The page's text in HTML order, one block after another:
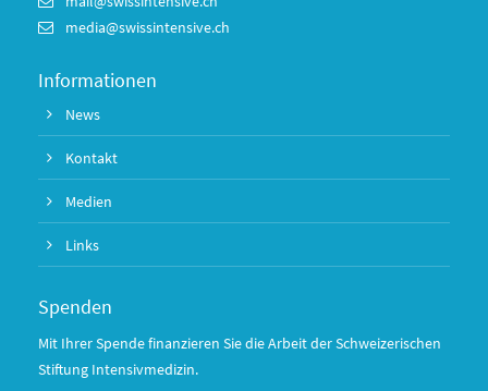
media@swissintensive.ch
Informationen
News
Kontakt
Medien
Links
Spenden
Mit Ihrer Spende finanzieren Sie die Arbeit der Schweizerischen
Stiftung Intensivmedizin.